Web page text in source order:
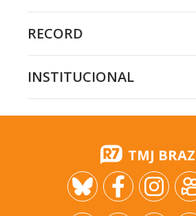
RECORD
INSTITUCIONAL
TMJ